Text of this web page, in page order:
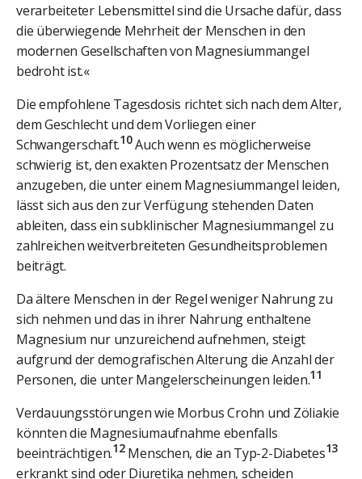
verarbeiteter Lebensmittel sind die Ursache dafür, dass
die überwiegende Mehrheit der Menschen in den
modernen Gesellschaften von Magnesiummangel
bedroht ist.«
Die empfohlene Tagesdosis richtet sich nach dem Alter,
dem Geschlecht und dem Vorliegen einer
Schwangerschaft.10Auch wenn es möglicherweise
schwierig ist, den exakten Prozentsatz der Menschen
anzugeben, die unter einem Magnesiummangel leiden,
lässt sich aus den zur Verfügung stehenden Daten
ableiten, dass ein subklinischer Magnesiummangel zu
zahlreichen weitverbreiteten Gesundheitsproblemen
beiträgt.
Da ältere Menschen in der Regel weniger Nahrung zu
sich nehmen und das in ihrer Nahrung enthaltene
Magnesium nur unzureichend aufnehmen, steigt
aufgrund der demografischen Alterung die Anzahl der
Personen, die unter Mangelerscheinungen leiden.11
Verdauungsstörungen wie Morbus Crohn und Zöliakie
könnten die Magnesiumaufnahme ebenfalls
beeinträchtigen.12Menschen, die an Typ-2-Diabetes13
erkrankt sind oder Diuretika nehmen, scheiden